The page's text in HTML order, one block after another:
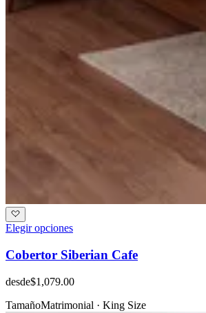
Elegir opciones
Cobertor Siberian Cafe
desde$1,079.00
TamañoMatrimonial · King Size